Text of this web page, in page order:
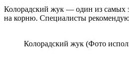
Колорадский жук — один из самых
на корню. Специалисты
Колорадский жук (Фото